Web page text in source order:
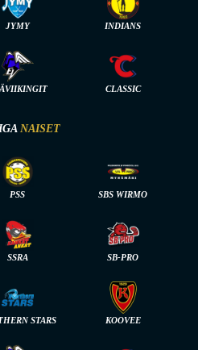
JYMY INDIANS
CLASSIC
NAISET
PSS SBS WIRMO
SSRA SB-PRO
STARS KOOVEE